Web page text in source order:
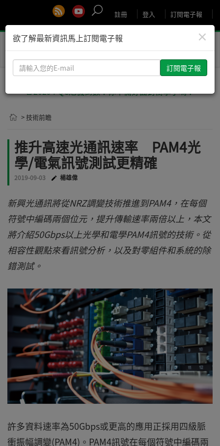
訂閱電子報
登入
註冊
Toggle
🚨2029 PQC危機倒數！你準備好面對衝擊了嗎？
> 技術前瞻
推升高速光通訊速率 PAM4光
學/電氣訊號測試更精確
2019-09-03 楊雄偉
新興光通訊將從NRZ調變技術推進到PAM4，在每個
符號中編碼兩個位元，提升傳輸速率兩倍以上，本文
將介紹50Gbps以上光學和電學PAM4訊號的技術。從
相容性觀點來看訊號分析，以及對零組件和系統的除
錯測試。
許多資料速率為50Gbps或更高的應用正採用四級脈
衝振幅調變(PAM4)。PAM4訊號在每個符號中編碼兩
×
欲了解最新資訊馬上訂閱電子報
請
輸
您
的
E-